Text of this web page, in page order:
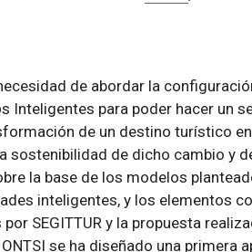
de abordar la
Inteligentes para poder hacer un
de un destino turístico
sostenibilidad de dicho cambio y
la base de los modelos
inteligentes, y los elementos
SEGITTUR y la propuesta
se ha diseñado una primera